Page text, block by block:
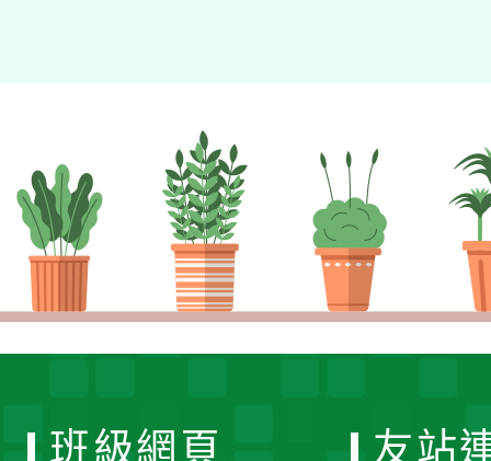
班級網頁 友站